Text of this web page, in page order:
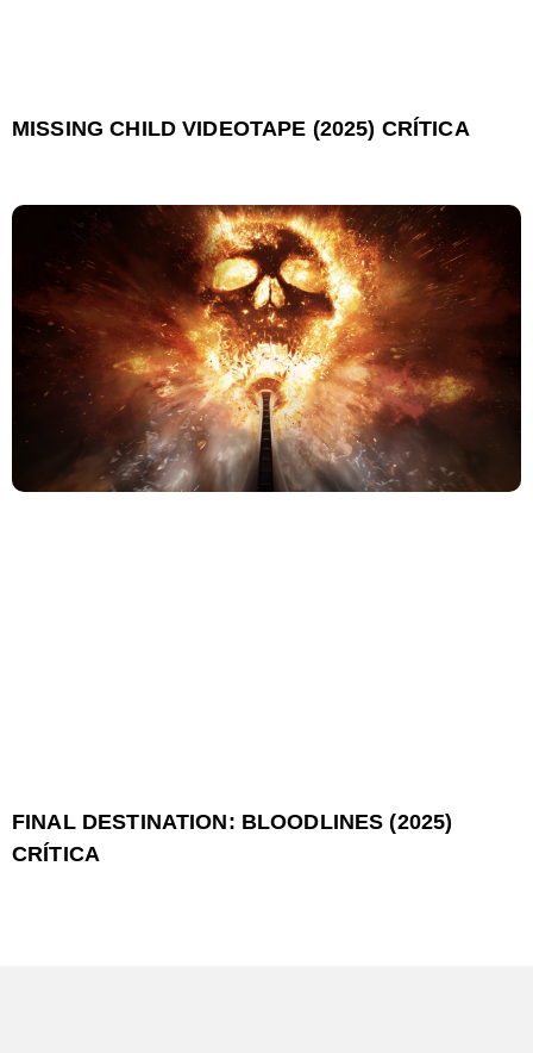
MISSING CHILD VIDEOTAPE (2025) CRÍTICA
FINAL DESTINATION: BLOODLINES (2025)
CRÍTICA